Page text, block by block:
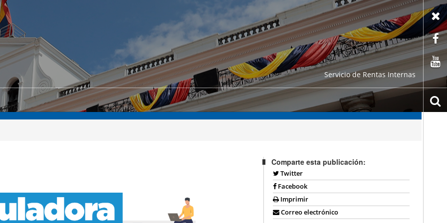
Servicio de Rentas Internas
Comparte esta publicación:
Twitter
Facebook
Imprimir
Correo electrónico